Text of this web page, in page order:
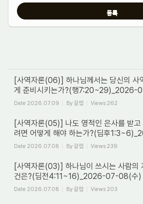
[사역자론(06)] 하나님께서는 당신의 사
게 준비시키는가?(행7:20~29)_2026-
Date 2026.07.09 By갈렙 Views 262
[사역자론(05)] 나도 영적인 은사를 받고
려면 어떻게 해야 하는가?(딤후
Date 2026.07.08 By갈렙 Views 239
[사역자론(03)] 하나님이 쓰시는 사람의
건은?(딤전4:11~16)_2026-07-08(수)
Date 2026.07.08 By갈렙 Views 203